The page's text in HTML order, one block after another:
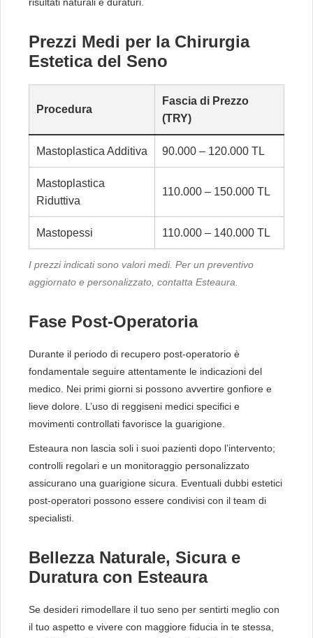
Prezzi Medi per la Chirurgia
Estetica del Seno
Procedura
Fascia di Prezzo
(TRY)
Mastoplastica Additiva 90.000 – 120.000 TL
Mastoplastica
Riduttiva
110.000 – 150.000 TL
Mastopessi 110.000 – 140.000 TL
I prezzi indicati sono valori medi. Per un preventivo
aggiornato e personalizzato, contatta Esteaura.
Fase Post-Operatoria
Durante il periodo di recupero post-operatorio è
fondamentale seguire attentamente le indicazioni del
medico. Nei primi giorni si possono avvertire gonfiore e
lieve dolore. L’uso di reggiseni medici specifici e
movimenti controllati favorisce la guarigione.
Esteaura non lascia soli i suoi pazienti dopo l’intervento;
controlli regolari e un monitoraggio personalizzato
assicurano una guarigione sicura. Eventuali dubbi estetici
post-operatori possono essere condivisi con il team di
specialisti.
Bellezza Naturale, Sicura e
Duratura con Esteaura
Se desideri rimodellare il tuo seno per sentirti meglio con
il tuo aspetto e vivere con maggiore fiducia in te stessa,